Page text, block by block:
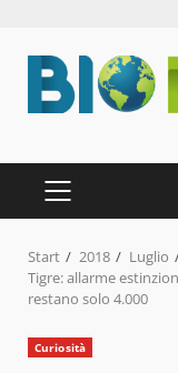
Inhalt
springen
PRIMÄRES
MENÜ
Start 2018
Luglio
Tigre: allarme
restano solo 4.000
Curiosità